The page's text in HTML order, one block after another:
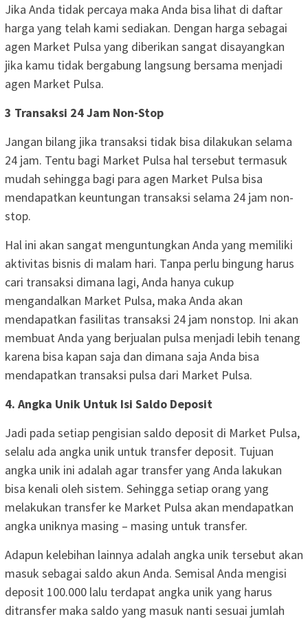
Jika Anda tidak percaya maka Anda bisa lihat di daftar
harga yang telah kami sediakan. Dengan harga sebagai
agen Market Pulsa yang diberikan sangat disayangkan
jika kamu tidak bergabung langsung bersama menjadi
agen Market Pulsa.
3 Transaksi 24 Jam Non-Stop
Jangan bilang jika transaksi tidak bisa dilakukan selama
24 jam. Tentu bagi Market Pulsa hal tersebut termasuk
mudah sehingga bagi para agen Market Pulsa bisa
mendapatkan keuntungan transaksi selama 24 jam non-
stop.
Hal ini akan sangat menguntungkan Anda yang memiliki
aktivitas bisnis di malam hari. Tanpa perlu bingung harus
cari transaksi dimana lagi, Anda hanya cukup
mengandalkan Market Pulsa, maka Anda akan
mendapatkan fasilitas transaksi 24 jam nonstop. Ini akan
membuat Anda yang berjualan pulsa menjadi lebih tenang
karena bisa kapan saja dan dimana saja Anda bisa
mendapatkan transaksi pulsa dari Market Pulsa.
4. Angka Unik Untuk Isi Saldo Deposit
Jadi pada setiap pengisian saldo deposit di Market Pulsa,
selalu ada angka unik untuk transfer deposit. Tujuan
angka unik ini adalah agar transfer yang Anda lakukan
bisa kenali oleh sistem. Sehingga setiap orang yang
melakukan transfer ke Market Pulsa akan mendapatkan
angka uniknya masing – masing untuk transfer.
Adapun kelebihan lainnya adalah angka unik tersebut akan
masuk sebagai saldo akun Anda. Semisal Anda mengisi
deposit 100.000 lalu terdapat angka unik yang harus
ditransfer maka saldo yang masuk nanti sesuai jumlah